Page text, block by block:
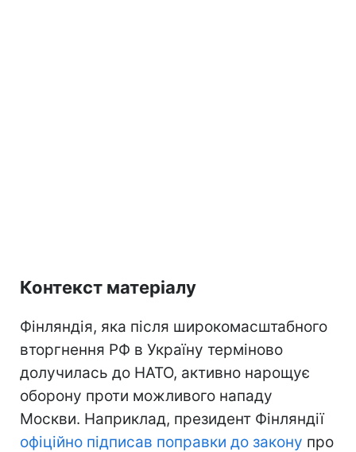
Контекст матеріалу
Фінляндія, яка після широкомасштабного
вторгнення РФ в Україну терміново
долучилась до НАТО, активно нарощує
оборону проти можливого нападу
Москви. Наприклад, президент Фінляндії
офіційно підписав поправки до закону про